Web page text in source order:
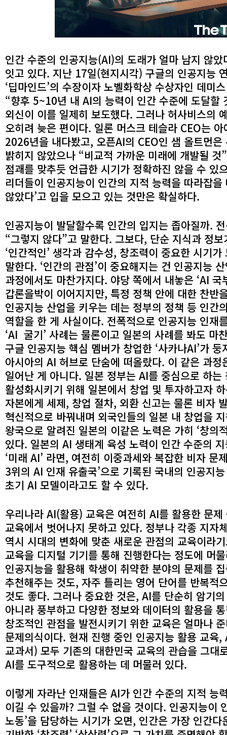
인간 수준의 인공지능(AI)의 도래가 얼마 남지 않
잇고 있다. 지난 17일(현지시각) 구글의 인공지능
‘딥마인드’의 수장이자 노벨화학상 수상자인 데미
“향후 5~10년 내 AI의 능력이 인간 수준에 도달할
외신이 이를 일제히 보도했다. 그러나 허사비스의
오히려 늦은 편이다. 일론 머스크 테슬라 CEO는 아
2026년을 내다봤고, 오픈AI의 CEO인 샘 올트먼은
밝히지 않았으나 “비교적 가까운 미래에 개발될 것
점괘를 맞추듯 언급한 시기가 정확하진 않을 수 있
리더들이 인공지능이 인간의 지적 능력을 따라잡을
않았다’고 입을 모으고 있는 것만은 확실하다.
인공지능이 발달할수록 인간의 입지는 좁아질까.
“그렇지 않다”고 말한다. 그보다, 단순 지식과 정보
‘인간적인’ 생각과 감수성, 창조력이 중요한 시기
말한다. ‘인간의 관점’이 중요해지는 건 인공지능
과정에서도 마찬가지다. 야당 쪽에서 내놓은 ‘AI 국
갑론을박이 이어지지만, 특정 정책 안에 대한 찬반
인공지능 산업을 키우는 데는 정부의 정책 등 인간
역할을 한 게 사실이다. 전폭적으로 인공지능 인재
‘AI 굴기’ 사례는 물론이고 일본의 사례를 봐도 마
구글 인공지능 핵심 멤버가 창업한 ‘사카나AI’가 둥
아시아의 AI 허브로 단숨에 떠올랐다. 이 같은 과정
일어난 게 아니다. 일본 정부는 AI를 중심으로 하는
활성화시키기 위해 일본에서 창업 및 투자하고자
자본에게 세제, 창업 절차, 외환 신고는 물론 비자
혁신적으로 바꿔내며 외국인들의 일본 내 창업을
왕국으로 알려진 일본의 이같은 노력은 가히 ‘창의
있다. 일본의 AI 생태계 육성 노력이 인간 수준의
‘미래 AI’ 라면, 여전히 이중과세와 복잡한 비자 문
3위의 AI 인재 유출국’으로 기록된 국내의 인공지
초기 AI 모델이라고도 할 수 있다.
우리나라 AI(활용) 교육은 여전히 AI를 활용한 문
교육에서 벗어나지 못하고 있다. 정부나 각종 지자
역시 시대의 변화에 맞춘 새로운 관점의 교육이라
교육을 디지털 기기를 통해 진행한다는 정도에 머
인공지능을 활용해 학생이 취약한 분야의 문제를
추천해주는 것도, 자주 틀리는 영어 단어를 반복적
것도 좋다. 그러나 중요한 것은, AI를 단순히 암기
아니라 풍부하고 다양한 정보와 데이터의 활용을
창조적인 관점을 발전시키기 위한 교육은 얼마나
문제의식이다. 현재 진행 중인 인공지능 활용 교육
교과서) 모두 기존의 대한민국 교육의 관습을 그대
AI를 도구적으로 활용하는 데 머물러 있다.
이렇게 자라난 인재들은 AI가 인간 수준의 지적 능
이길 수 있을까? 그럴 수 없을 것이다. 인공지능이
노동’을 담당하는 시기가 오면, 인간은 가장 인간다